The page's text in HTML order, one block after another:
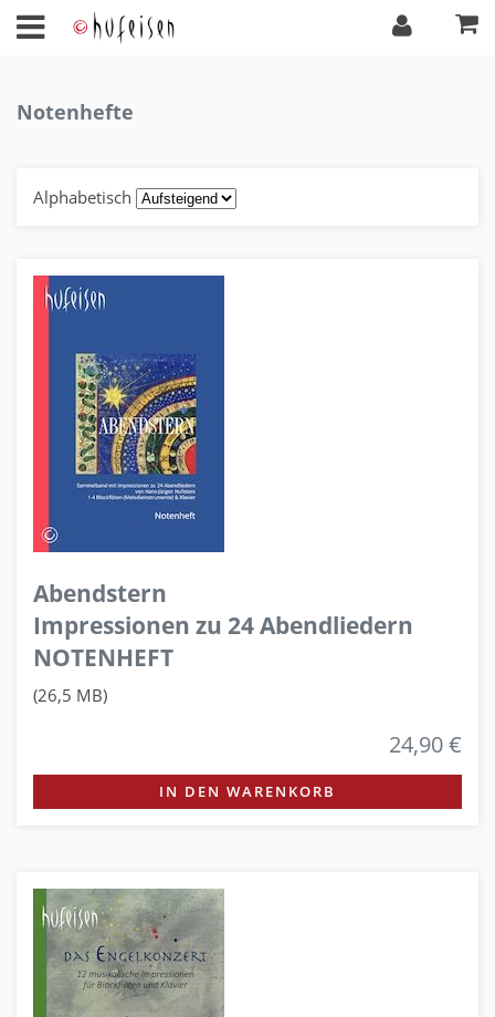
Notenhefte
Alphabetisch
Abendstern
Impressionen zu 24 Abendliedern
NOTENHEFT
(26,5 MB)
24,90 €
IN DEN WARENKORB